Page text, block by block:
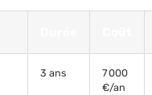
3 ans
7 000
€/an